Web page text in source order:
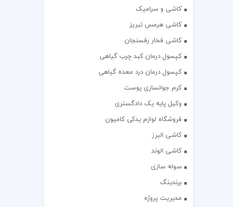
کاشی و سرامیک
کاشی هرمس تبریز
کاشی فخار رفسنجان
کپسول درمان کبد چرب گیاهی
کپسول درمان درد معده گیاهی
کرم جوانسازی پوست
وکیل پایه یک دادگستری
فروشگاه لوازم یدکی کامیون
کاشی البرز
کاشی الوند
سوله سازی
برندینگ
مدیریت پروژه